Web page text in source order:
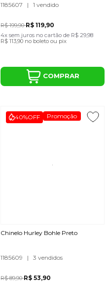
1185607 | 1 vendido
R$ 199,90R$ 119,90
4x sem juros no cartão de R$ 29,98
R$ 113,90 no boleto ou pix
COMPRAR
40%OFF Promoção
Chinelo Hurley Bohle Preto
1185609 | 3 vendidos
R$ 89,90R$ 53,90